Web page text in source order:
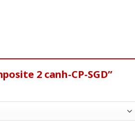
2 canh-CP-SGD”